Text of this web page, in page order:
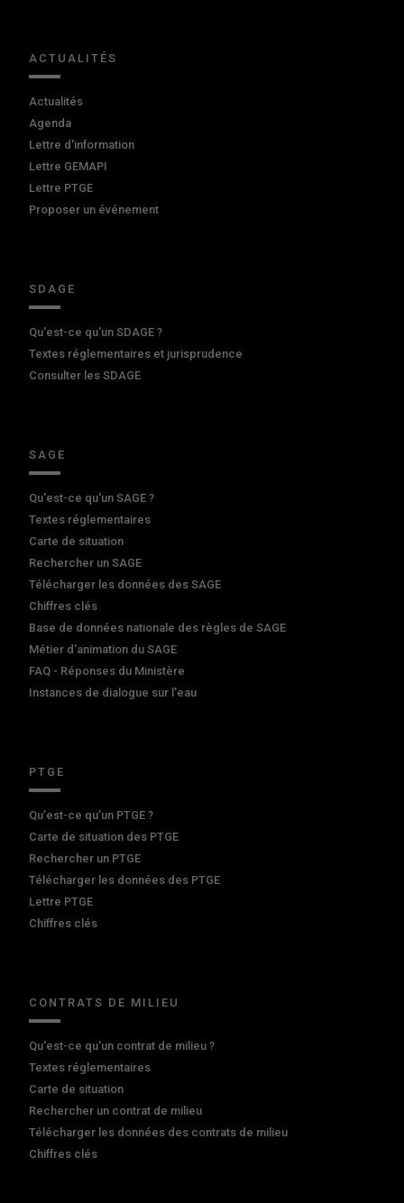
ACTUALITÉS
Actualités
Agenda
Lettre d'information
Lettre GEMAPI
Lettre PTGE
Proposer un événement
SDAGE
Qu'est-ce qu'un SDAGE ?
Textes réglementaires et jurisprudence
Consulter les SDAGE
SAGE
Qu'est-ce qu'un SAGE ?
Textes réglementaires
Carte de situation
Rechercher un SAGE
Télécharger les données des SAGE
Chiffres clés
Base de données nationale des règles de SAGE
Métier d'animation du SAGE
FAQ - Réponses du Ministère
Instances de dialogue sur l'eau
PTGE
Qu’est-ce qu’un PTGE ?
Carte de situation des PTGE
Rechercher un PTGE
Télécharger les données des PTGE
Lettre PTGE
Chiffres clés
CONTRATS DE MILIEU
Qu'est-ce qu'un contrat de milieu ?
Textes réglementaires
Carte de situation
Rechercher un contrat de milieu
Télécharger les données des contrats de milieu
Chiffres clés